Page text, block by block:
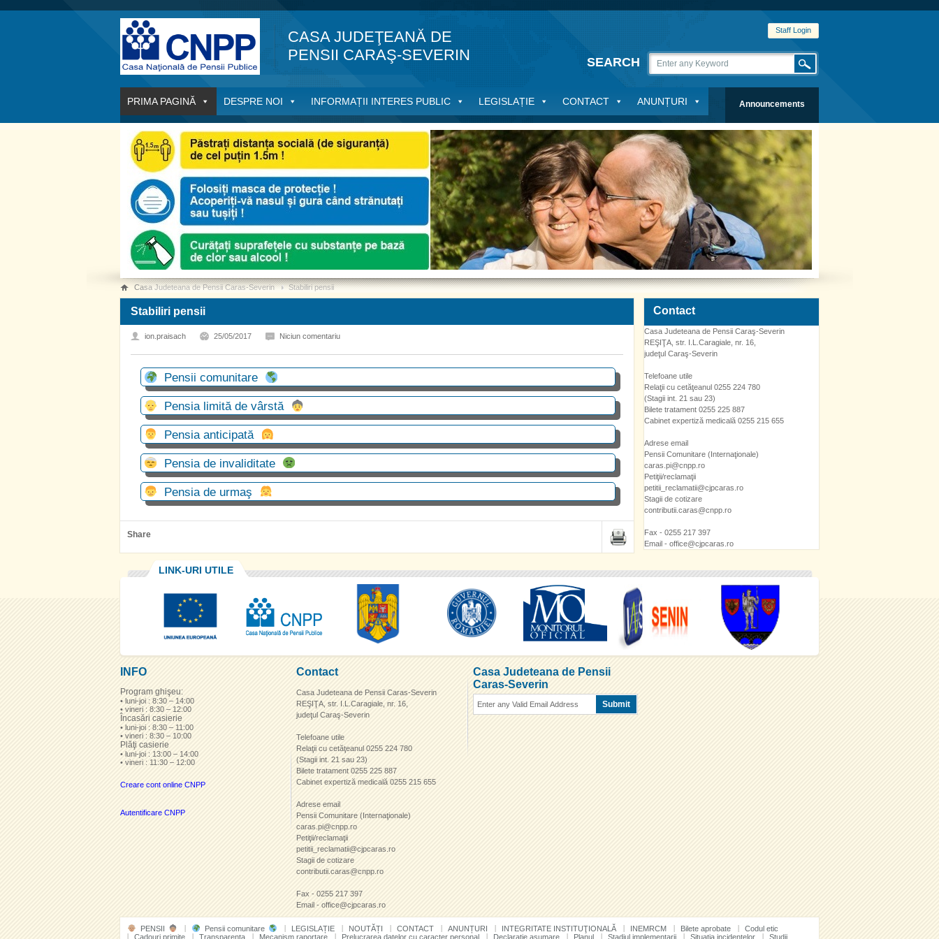
CASA JUDEŢEANĂ DE
PENSII CARAŞ-SEVERIN
Staff Login
SEARCH
PRIMA PAGINĂ DESPRE NOI INFORMAȚII INTERES PUBLIC LEGISLAȚIE CONTACT ANUNȚURI Announcements
Casa Judeteana de Pensii Caras-Severin Stabiliri pensii
Stabiliri pensii
ion.praisach 25/05/2017 Niciun comentariu
Pensii comunitare
Pensia limită de vârstă
Pensia anticipată
Pensia de invaliditate
Pensia de urmaş
Share
Contact
Casa Judeteana de Pensii Caraş-Severin
REŞIŢA, str. I.L.Caragiale, nr. 16,
judeţul Caraş-Severin
Telefoane utile
Relaţii cu cetăţeanul 0255 224 780
(Stagii int. 21 sau 23)
Bilete tratament 0255 225 887
Cabinet expertiză medicală 0255 215 655
Adrese email
Pensii Comunitare (Internaţionale)
caras.pi@cnpp.ro
Petiţii/reclamaţii
petitii_reclamatii@cjpcaras.ro
Stagii de cotizare
contributii.caras@cnpp.ro
Fax - 0255 217 397
Email - office@cjpcaras.ro
LINK-URI UTILE
INFO
Program ghişeu:
• luni-joi : 8:30 – 14:00
• vineri : 8:30 – 12:00
Încasări casierie
• luni-joi : 8:30 – 11:00
• vineri : 8:30 – 10:00
Plăţi casierie
• luni-joi : 13:00 – 14:00
• vineri : 11:30 – 12:00
Creare cont online CNPP
Autentificare CNPP
Contact
Casa Judeteana de Pensii Caras-Severin
REŞIŢA, str. I.L.Caragiale, nr. 16,
judeţul Caraş-Severin
Telefoane utile
Relaţii cu cetăţeanul 0255 224 780
(Stagii int. 21 sau 23)
Bilete tratament 0255 225 887
Cabinet expertiză medicală 0255 215 655
Adrese email
Pensii Comunitare (Internaţionale)
caras.pi@cnpp.ro
Petiţii/reclamaţii
petitii_reclamatii@cjpcaras.ro
Stagii de cotizare
contributii.caras@cnpp.ro
Fax - 0255 217 397
Email - office@cjpcaras.ro
Casa Judeteana de Pensii
Caras-Severin
PENSII Pensii comunitare LEGISLAȚIE NOUTĂȚI CONTACT ANUNȚURI INTEGRITATE INSTITUŢIONALĂ INEMRCM Bilete aprobate
Codul etic
Cadouri primite
Transparenţa Mecanism raportare Prelucrarea datelor cu caracter personal Declaratie asumare Planul Stadiul implementarii Situatia incidentelor Studii